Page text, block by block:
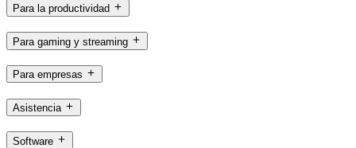
Para la productividad
Para gaming y streaming
Para empresas
Asistencia
Software